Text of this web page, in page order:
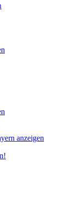
anzeigen